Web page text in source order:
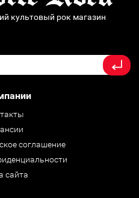
культовый рок магазин
соглашение
сайта